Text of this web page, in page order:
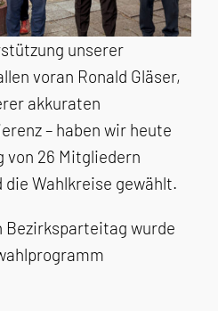
unserer
voran Ronald Gläser,
akkuraten
– haben wir heute
von 26 Mitgliedern
Wahlkreise gewählt.
Bezirksparteitag wurde